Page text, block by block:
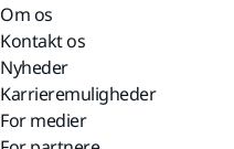
Om os
Kontakt os
Nyheder
Karrieremuligheder
For medier